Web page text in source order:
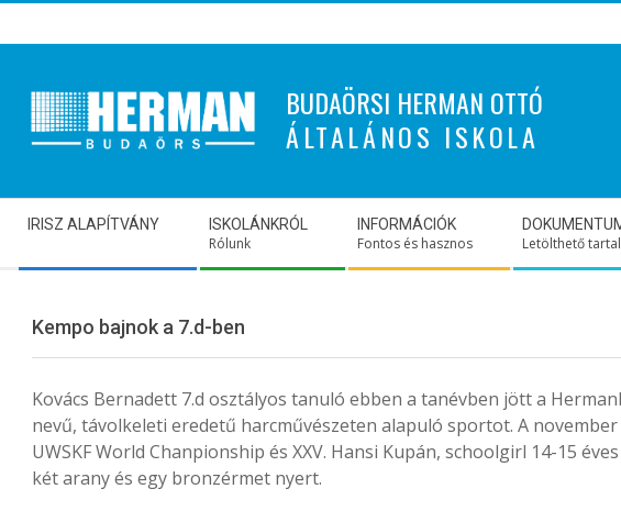
to
BUDAÖRSI HERMAN OTTÓ
ÁLTALÁNOS ISKOLA
Navigation
Menu
IRISZ ALAPÍTVÁNY ISKOLÁNKRÓL
Rólunk
INFORMÁCIÓK
Fontos és hasznos Letölthető
Kempo bajnok a 7.d-ben
Kovács Bernadett 7.d osztályos tanuló ebben a tanévben jött a
nevű, távolkeleti eredetű harcművészeten alapuló sportot. A
UWSKF World Chanpionship és XXV. Hansi Kupán, schoolgirl 14-15
két arany és egy bronzérmet nyert.